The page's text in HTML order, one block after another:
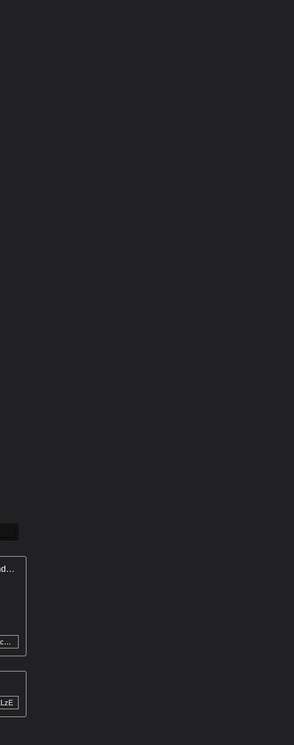
Lacrimosa Song (Bande originale du film "Django")
http://www.deezer.com/track/344941421?utm_source=deezer&utm_content=track-344941421&utm_term=1556665766_1496024548&utm_medium=web